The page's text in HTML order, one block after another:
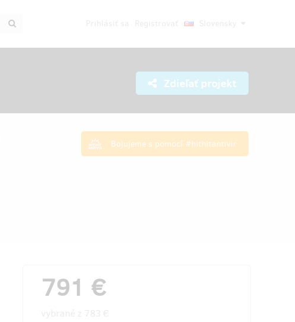
Zdieľať projekt
Bojujeme s pomocí #hithitantivir
791 €